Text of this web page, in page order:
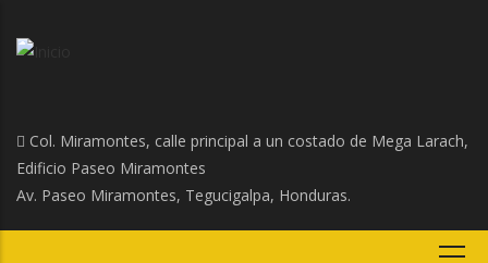
Col. Miramontes, calle principal a un costado de Mega Larach,
Edificio Paseo Miramontes
Av. Paseo Miramontes, Tegucigalpa, Honduras.
Playa
Noticia